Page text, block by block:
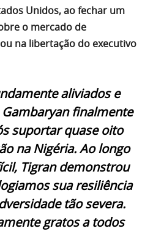
Unidos, ao fechar um
o mercado de
na libertação do executivo
aliviados e
finalmente
suportar quase oito
na Nigéria. Ao longo
Tigran demonstrou
sua resiliência
tão severa.
gratos a todos